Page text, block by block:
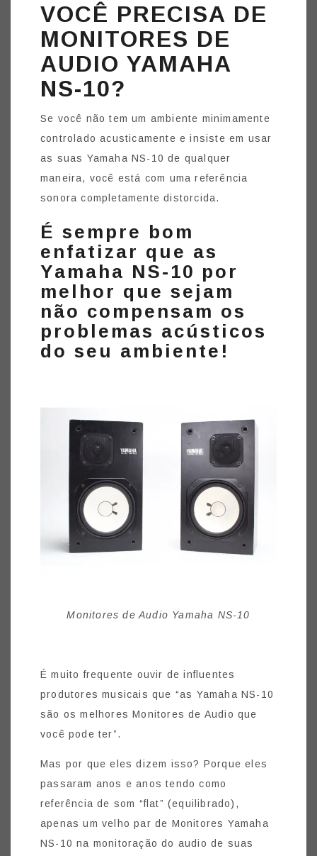
VOCÊ PRECISA DE
MONITORES DE
AUDIO YAMAHA
NS-10?
Se você não tem um ambiente minimamente
controlado acusticamente e insiste em usar
as suas Yamaha NS-10 de qualquer
maneira, você está com uma referência
sonora completamente distorcida.
É sempre bom
enfatizar que as
Yamaha NS-10 por
melhor que sejam
não compensam os
problemas acústicos
do seu ambiente!
Monitores de Audio Yamaha NS-10
É muito frequente ouvir de influentes
produtores musicais que “as Yamaha NS-10
são os melhores Monitores de Audio que
você pode ter”.
Mas por que eles dizem isso? Porque eles
passaram anos e anos tendo como
referência de som “flat” (equilibrado),
apenas um velho par de Monitores Yamaha
NS-10 na monitoração do audio de suas